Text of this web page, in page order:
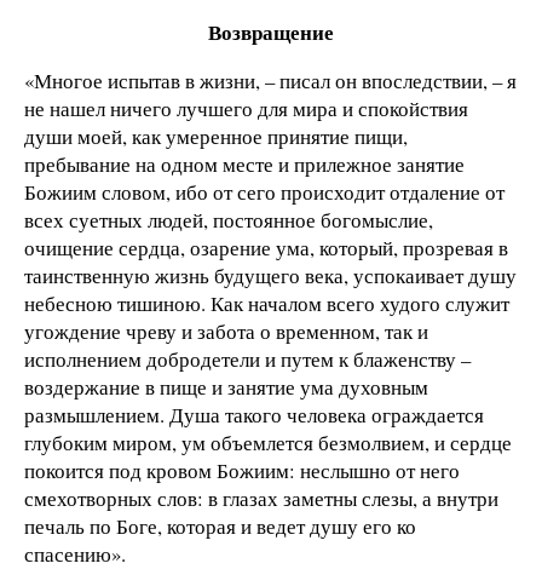
Возвращение
«Многое испытав в жизни, – писал он впоследствии, – я
не нашел ничего лучшего для мира и спокойствия
души моей, как умеренное принятие пищи,
пребывание на одном месте и прилежное занятие
Божиим словом, ибо от сего происходит отдаление от
всех суетных людей, постоянное богомыслие,
очищение сердца, озарение ума, который, прозревая в
таинственную жизнь будущего века, успокаивает душу
небесною тишиною. Как началом всего худого служит
угождение чреву и забота о временном, так и
исполнением добродетели и путем к блаженству –
воздержание в пище и занятие ума духовным
размышлением. Душа такого человека ограждается
глубоким миром, ум объемлется безмолвием, и сердце
покоится под кровом Божиим: неслышно от него
смехотворных слов: в глазах заметны слезы, а внутри
печаль по Боге, которая и ведет душу его ко
спасению».